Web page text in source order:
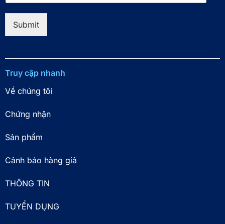
*
Submit
Truy cập nhanh
Về chúng tôi
Chứng nhận
Sản phẩm
Cảnh báo hàng giả
THÔNG TIN
TUYỂN DỤNG